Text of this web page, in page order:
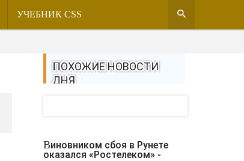
УЧЕБНИК CSS
ПОХОЖИЕ НОВОСТИ
ДНЯ
Виновником сбоя в Рунете
оказался «Ростелеком» -